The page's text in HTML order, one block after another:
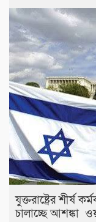
যুক্তরাষ্ট্রের শীর্ষ
চালাচ্ছে আশঙ্কা